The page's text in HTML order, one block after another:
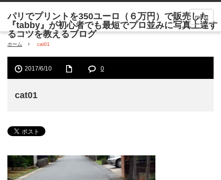
menu
ホーム cat01
2017/6/10 0
cat01